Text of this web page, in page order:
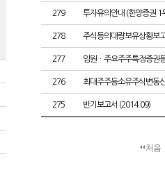
279 투자유의안내 (한양증권 1
278 주식등의대량보유상황보
277 임원ㆍ주요주주특정증권
276 최대주주등소유주식변동
275 반기보고서 (2014.09)
처음